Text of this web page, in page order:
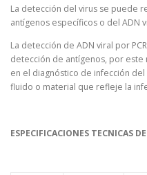
La detección del virus se puede
antígenos específicos o del ADN
La detección de ADN viral por
detección de antígenos, por
en el diagnóstico de infección
fluido o material que refleje la
ESPECIFICACIONES TECNICAS